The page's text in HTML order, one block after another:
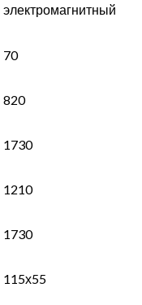
электромагнитный
70
820
1730
1210
1730
115х55